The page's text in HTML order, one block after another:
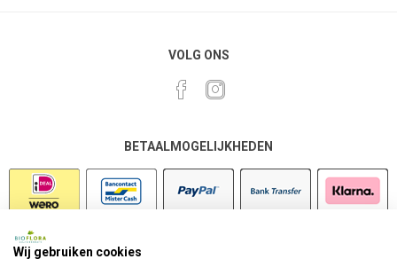
VOLG ONS
BETAALMOGELIJKHEDEN
Wij gebruiken cookies